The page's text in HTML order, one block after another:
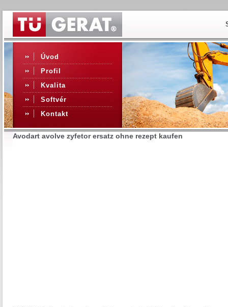
Úvod
Profil
Kvalita
Softvér
Kontakt
Avodart avolve zyfetor ersatz ohne rezept kaufen